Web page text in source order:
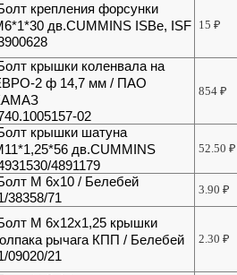
крепления форсунки
дв.CUMMINS ISBe, ISF 15₽
крышки коленвала на
2 ф 14,7 мм / ПАО
02
854₽
крышки шатуна
дв.CUMMINS
4891179
52.50₽
М 6х10 / Белебей
38358/71
3.90₽
М 6х12х1,25 крышки
рычага КПП / Белебей
09020/21
2.30₽